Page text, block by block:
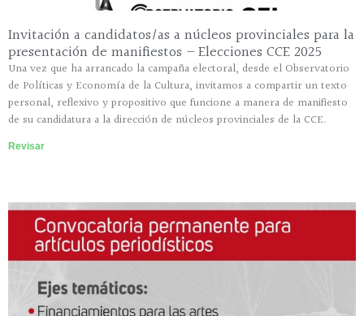
Invitación a candidatos/as a núcleos provinciales para la
presentación de manifiestos – Elecciones CCE 2025
Una vez que ha arrancado la campaña electoral, desde el Observatorio
de Políticas y Economía de la Cultura, invitamos a compartir un texto
personal, reflexivo y propositivo que funcione a manera de manifiesto
de su candidatura a la dirección de núcleos provinciales de la CCE.
Revisar